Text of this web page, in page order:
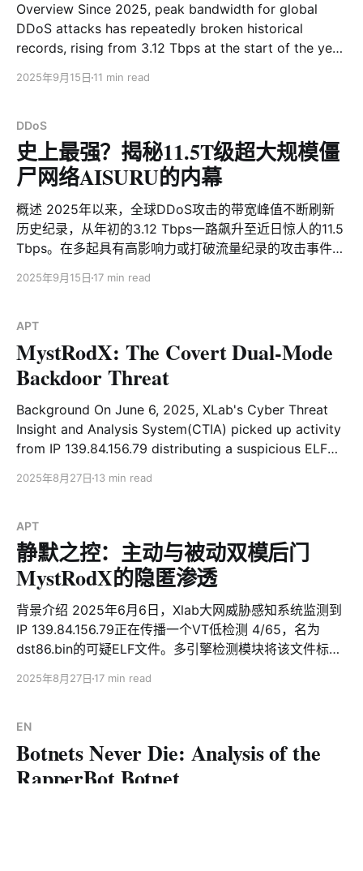
Linux 双平台，包括多个迭代版本。“StealthServer”这个
名字来源于最初发现的 Linux
Overview Since 2025, peak bandwidth for global
DDoS attacks has repeatedly broken historical
records, rising from 3.12 Tbps at the start of the year
impact or record-breaking attack incidents, we
operating behind the scenes.
2025年9月15日 11 min read
DDoS
史上最强？揭秘11.5T级超大规模僵
尸网络AISURU的内幕
概述 2025年以来，全球DDoS攻击的带宽峰值不断刷新
历史纪录，从年初的3.12 Tbps一路飙升至近日惊人的11.5
Tbps。在多起具有高影响力或打破流量纪录的攻击事件
繁活动。 AISURU僵尸网络最初于2024年8月由XLab首次
击。自今年3月以来，XLab大网威胁监测平台持续捕获到
该僵尸网络的新样本。多方信息显示，其背后团伙在4月
涉嫌入侵某品牌路由器固件升级服务器，通过下发恶意脚
本进一步扩展僵尸网络规模，当前节点数量据称已达30
万。 更值得警惕的是，部分AISURU样本中嵌入的“彩蛋”
信息已明显超出纯粹的攻击意图，转而试图传递特定意识
形态内容。基于这一严峻态势，我们决定撰写本报告，向
击这一愈发猖獗的网络犯罪活动。 匿名消息源 & XLab视
靠且独具深度的分析报告，这为我们不仅在防御者群体
中、也在攻击者圈内积累了良好的声誉。近日，
2025年9月15日 17 min read
APT
MystRodX: The Covert Dual-Mode
Backdoor Threat
Background On June 6, 2025, XLab's Cyber Threat
Insight and Analysis System(CTIA) picked up activity
from IP 139.84.156.79 distributing a suspicious ELF
4/65. While conventional scanners labeled it as Mirai,
2025年8月27日 13 min read
APT
静默之控：主动与被动双模后门
MystRodX的隐匿渗透
背景介绍 2025年6月6日，Xlab大网威胁感知系统监测到
IP 139.84.156.79正在传播一个VT低检测 4/65，名为
dst86.bin的可疑ELF文件。多引擎检测模块将该文件标识
果。这个“异常”引起了我们的兴趣，经过分析确认它是
全无关，多家杀软将其标记为Mirai是不准确的。基于其传
僠中使用的文件名dst，释放样本中的类名cmy_，多种形
式的Xor算法，我们将它命名为MystRodX。 MystRodX
是一个由c++语言实现的典型后门木马，支持文件管理，
2025年8月27日 17 min read
EN
Botnets Never Die: Analysis of the
RapperBot Botnet